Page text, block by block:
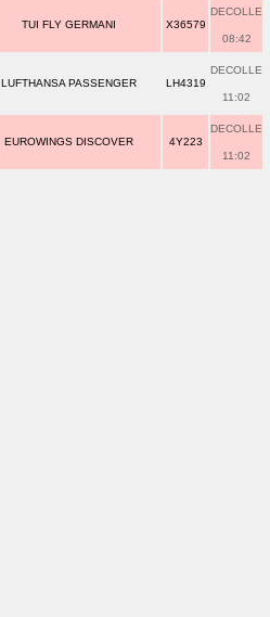
TUI FLY GERMANI X36579
DECOLLE
08:42
LUFTHANSA PASSENGER LH4319
DECOLLE
11:02
EUROWINGS DISCOVER 4Y223
DECOLLE
11:02